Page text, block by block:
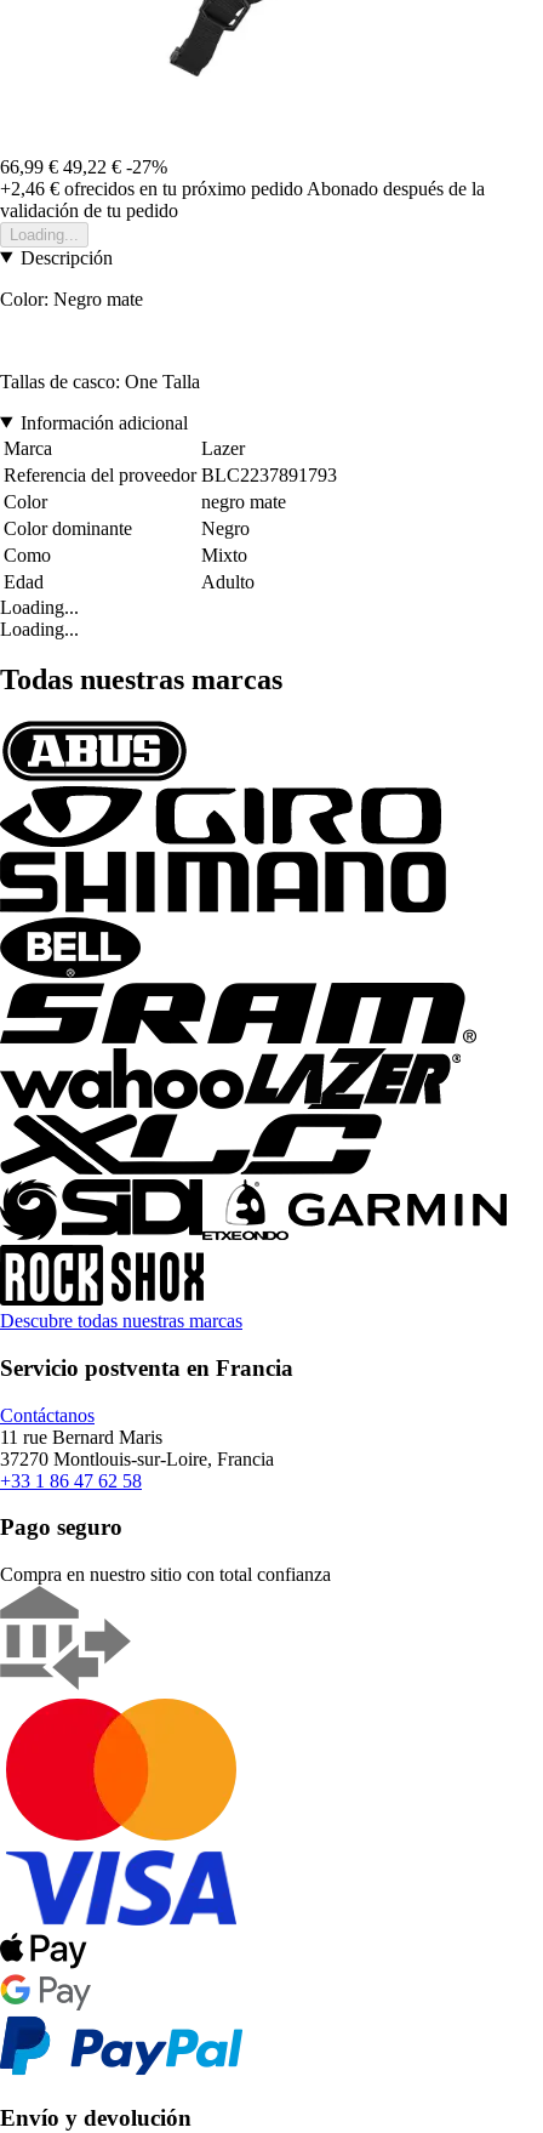
66,99 € 49,22 € -27%
+2,46 € ofrecidos en tu próximo pedido Abonado después de la
validación de tu pedido
Loading...
Descripción
Color: Negro mate
Tallas de casco: One Talla
Información adicional
Marca
Lazer
Referencia del proveedor BLC2237891793
Color
negro mate
Color dominante
Negro
Como
Mixto
Edad
Adulto
Loading...
Loading...
Todas nuestras marcas
Descubre todas nuestras marcas
Servicio postventa en Francia
Contáctanos
11 rue Bernard Maris
37270 Montlouis-sur-Loire, Francia
+33 1 86 47 62 58
Pago seguro
Compra en nuestro sitio con total confianza
Envío y devolución